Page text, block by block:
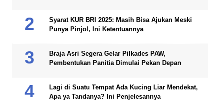
Syarat KUR BRI 2025: Masih Bisa Ajukan Meski
Punya Pinjol, Ini Ketentuannya
Braja Asri Segera Gelar Pilkades PAW,
Pembentukan Panitia Dimulai Pekan Depan
Lagi di Suatu Tempat Ada Kucing Liar Mendekat,
Apa ya Tandanya? Ini Penjelesannya